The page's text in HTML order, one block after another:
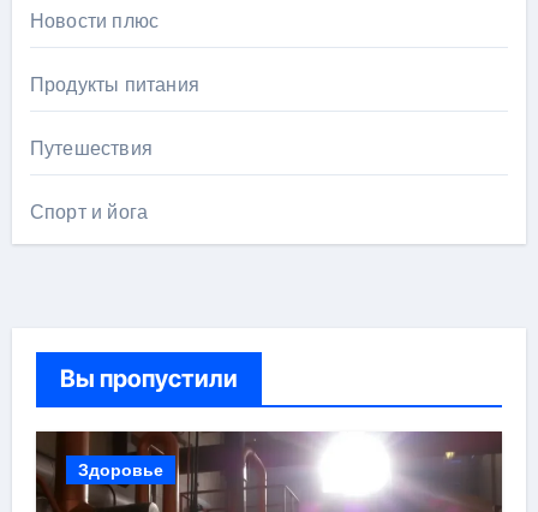
Новости плюс
Продукты питания
Путешествия
Спорт и йога
Вы пропустили
Здоровье